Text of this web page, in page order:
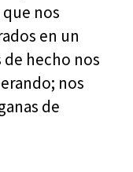
nos
en un
de hecho nos
nos
de